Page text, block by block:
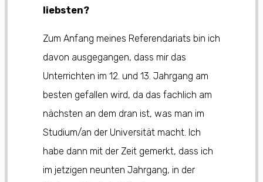
liebsten?
Zum Anfang meines Referendariats bin ich
davon ausgegangen, dass mir das
Unterrichten im 12. und 13. Jahrgang am
besten gefallen wird, da das fachlich am
nächsten an dem dran ist, was man im
Studium/an der Universität macht. Ich
habe dann mit der Zeit gemerkt, dass ich
im jetzigen neunten Jahrgang, in der